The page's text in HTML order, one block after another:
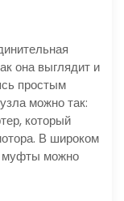
она выглядит и
простым
можно так:
который
В широком
муфты можно